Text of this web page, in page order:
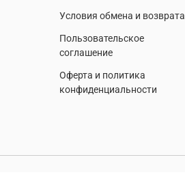
Условия обмена и возврата
Пользовательское
соглашение
Оферта и политика
конфиденциальности